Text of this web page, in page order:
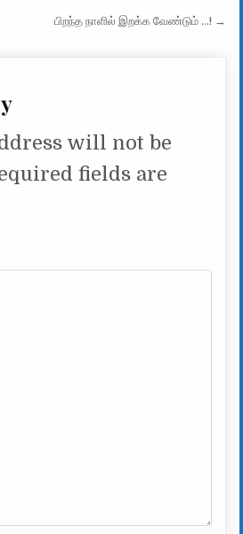
பிறந்த நாளில் இறக்க வேண்டும் …! →
will not be
fields are